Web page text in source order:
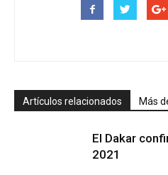
Artículos relacionados Más
El Dakar
2021